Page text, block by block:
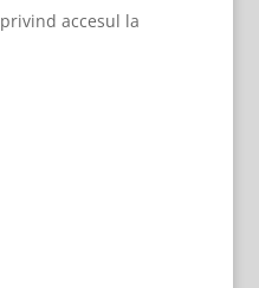
accesul la